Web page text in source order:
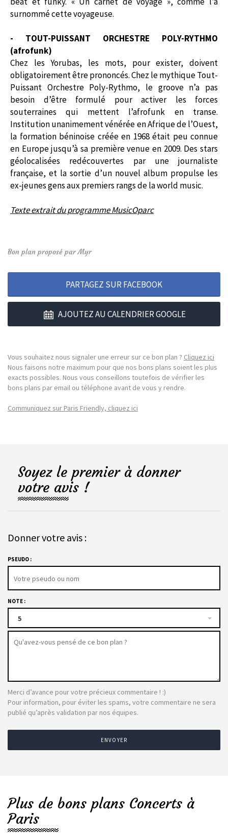
surnommé cette voyageuse.
- TOUT-PUISSANT ORCHESTRE POLY-RYTHMO
(afrofunk)
Chez les Yorubas, les mots, pour exister, doivent
obligatoirement être prononcés. Chez le mythique Tout-
Puissant Orchestre Poly-Rythmo, le groove n’a pas
besoin d’être formulé pour activer les forces
souterraines qui mettent l’afrofunk en transe.
Institution unanimement vénérée en Afrique de l’Ouest,
la formation béninoise créée en 1968 était peu connue
en Europe jusqu’à sa première venue en 2009. Des stars
géolocalisées redécouvertes par une journaliste
française, et la sortie d’un nouvel album propulse les
ex-jeunes gens aux premiers rangs de la world music.
Texte extrait du programme MusicOparc
Bon plan proposé par Myr
PARTAGEZ SUR FACEBOOK
AJOUTEZ AU CALENDRIER GOOGLE
Vous souhaitez nous signaler une erreur sur ce bon plan ? Cliquez ici
Nous faisons notre maximum pour que nos bons plans soient les plus
exacts possibles. Nous vous conseillons toutefois de vérifier les
bons plans par email ou téléphone avant de vous y rendre.
Communiquez sur Paris Friendly, cliquez ici
Soyez le premier à donner
votre avis !
Donner votre avis :
PSEUDO :
NOTE :
5
Merci d’avance pour votre précieux commentaire ! :)
Pour information, pour éviter les spams, votre commentaire ne sera
publié qu’après validation par nos équipes.
ENVOYER
Plus de bons plans Concerts à
Paris